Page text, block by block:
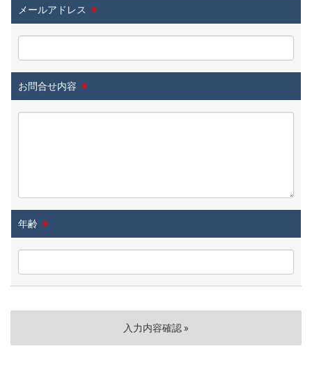
メールアドレス ※
お問合せ内容 ※
年齢 ※